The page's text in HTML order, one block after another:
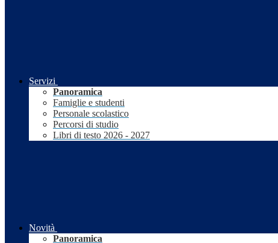
Servizi
Panoramica
Famiglie e studenti
Personale scolastico
Percorsi di studio
Libri di testo 2026 - 2027
Novità
Panoramica